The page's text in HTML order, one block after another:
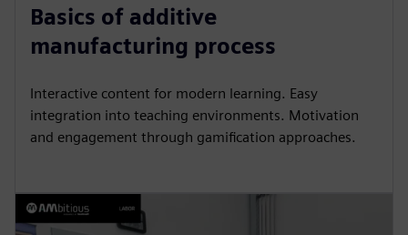
Basics of additive
manufacturing process
Interactive content for modern learning. Easy
integration into teaching environments. Motivation
and engagement through gamification approaches.